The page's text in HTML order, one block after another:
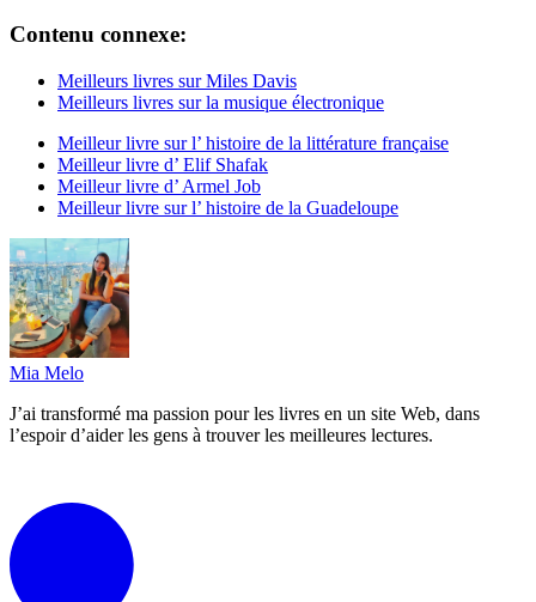
Contenu connexe:
Meilleurs livres sur Miles Davis
Meilleurs livres sur la musique électronique
Meilleur livre sur l’ histoire de la littérature française
Meilleur livre d’ Elif Shafak
Meilleur livre d’ Armel Job
Meilleur livre sur l’ histoire de la Guadeloupe
Mia Melo
J’ai transformé ma passion pour les livres en un site Web, dans
l’espoir d’aider les gens à trouver les meilleures lectures.